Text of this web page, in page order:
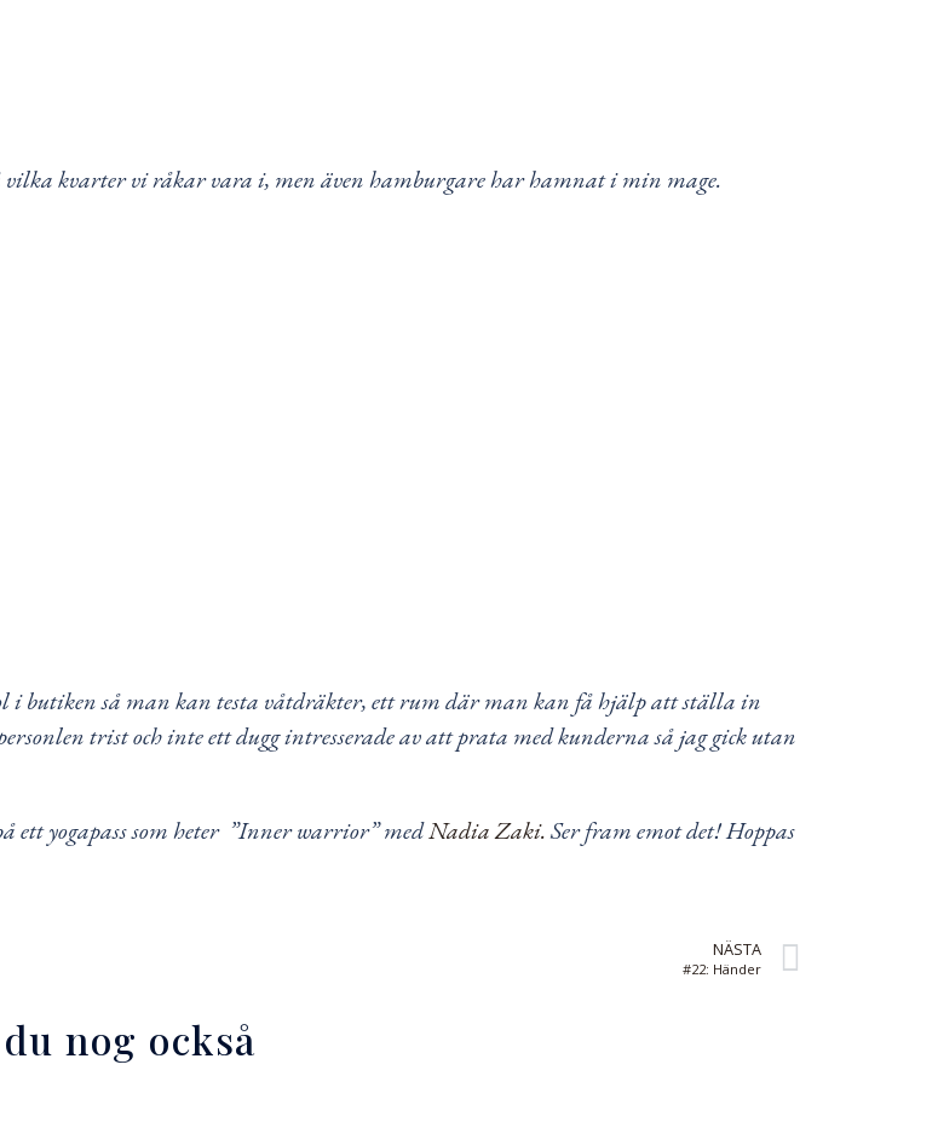
vilka kvarter vi råkar vara i, men även hamburgare har hamnat i min mage.
i butiken så man kan testa våtdräkter, ett rum där man kan få hjälp att ställa in
trist och inte ett dugg intresserade av att prata med kunderna så jag gick utan
ett yogapass som heter ”Inner warrior” medNadia Zaki.Ser fram emot det! Hoppas
NÄSTA
#22: Händer
nog också